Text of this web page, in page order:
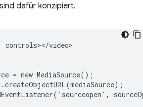
sind dafür konzipiert.
controls></video>
= new MediaSource();